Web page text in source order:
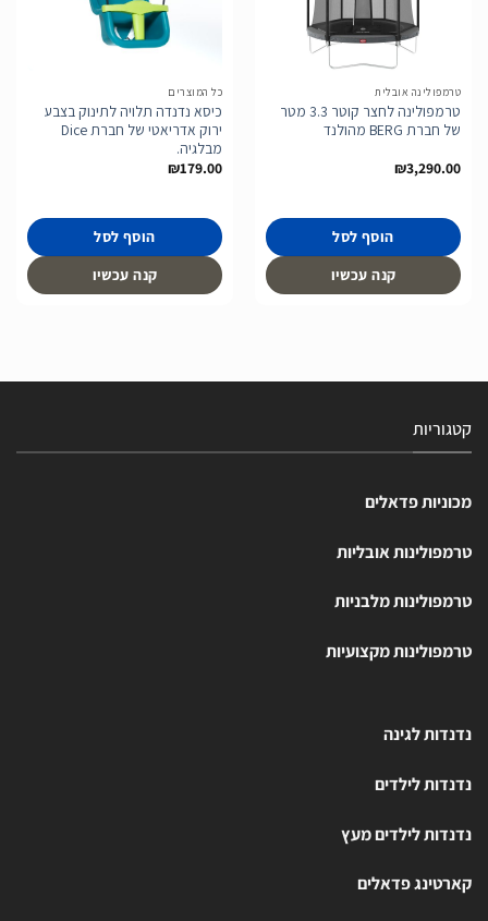
טרמפולינה אובלית
טרמפולינה לחצר קוטר 3.3 מטר
של חברת BERG מהולנד
₪3,290.00
הוסף לסל
קנה עכשיו
כל המוצרים
כיסא נדנדה תלויה לתינוק בצבע
ירוק אדריאטי של חברת Dice
מבלגיה.
₪179.00
הוסף לסל
קנה עכשיו
קטגוריות
מכוניות פדאלים
טרמפולינות אובליות
טרמפולינות מלבניות
טרמפולינות מקצועיות
נדנדות לגינה
נדנדות לילדים
נדנדות לילדים מעץ
קארטינג פדאלים